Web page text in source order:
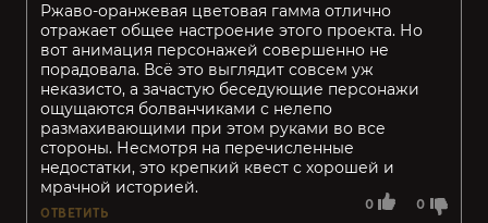
0 0
Ржаво-оранжевая цветовая гамма отлично
отражает общее настроение этого проекта. Но
вот анимация персонажей совершенно не
порадовала. Всё это выглядит совсем уж
неказисто, а зачастую беседующие персонажи
ощущаются болванчиками с нелепо
размахивающими при этом руками во все
стороны. Несмотря на перечисленные
недостатки, это крепкий квест с хорошей и
мрачной историей.
ОТВЕТИТЬ